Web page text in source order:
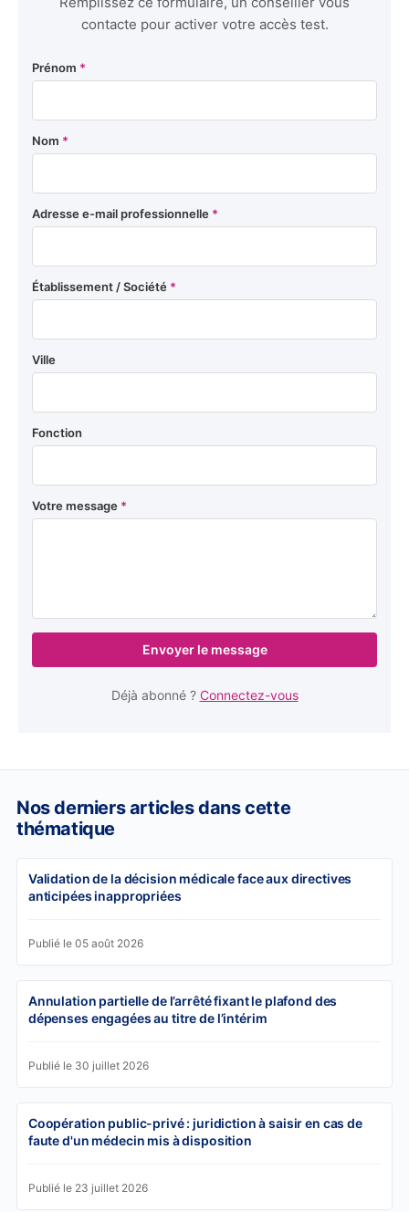
contacte pour activer votre accès test.
Prénom *
Nom *
Adresse e-mail professionnelle *
Établissement / Société *
Ville
Fonction
Votre message *
Envoyer le message
Déjà abonné ? Connectez-vous
Nos derniers articles dans cette
thématique
Validation de la décision médicale face aux directives
anticipées inappropriées
Publié le 05 août 2026
Annulation partielle de l’arrêté fixant le plafond des
dépenses engagées au titre de l’intérim
Publié le 30 juillet 2026
Coopération public-privé : juridiction à saisir en cas de
faute d'un médecin mis à disposition
Publié le 23 juillet 2026